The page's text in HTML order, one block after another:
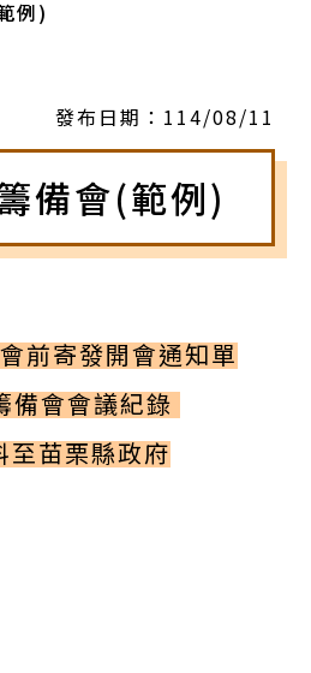
例)
發布日期： 114/08/11
備會(範例)
前寄發開會通知單
備會會議紀錄
至苗栗縣政府